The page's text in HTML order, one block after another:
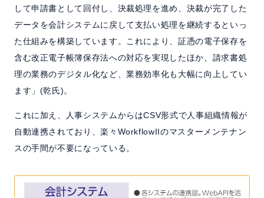
して申請書として回付し、決裁処理を進め、決裁が完了した
データを会計システムに戻して支払い処理を継続するといっ
た仕組みを構築しています。これにより、証憑の電子保存を
含む改正電子帳簿保存法への対応を実現したほか、請求書処
理の業務のデジタル化など、業務効率化も大幅に向上してい
ます」(乾氏)。
これに加え、人事システムからはCSV形式で人事組織情報が
自動連携されており、楽々WorkflowIIのマスターメンテナン
スの手間が不要になっている。